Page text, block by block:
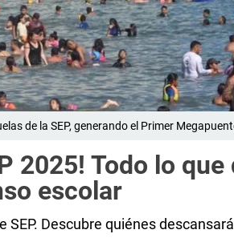
de la SEP, generando el Primer
2025! Todo lo que
escolar
Descubre quiénes